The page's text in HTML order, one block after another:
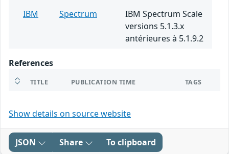
IBM
Spectrum
IBM Spectrum Scale
versions 5.1.3.x
antérieures à 5.1.9.2
References
TITLE PUBLICATION TIME TAGS
Show details on source website
JSON Share To clipboard